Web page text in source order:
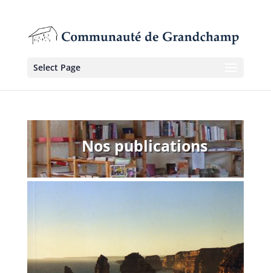
Select Page
Nos publications